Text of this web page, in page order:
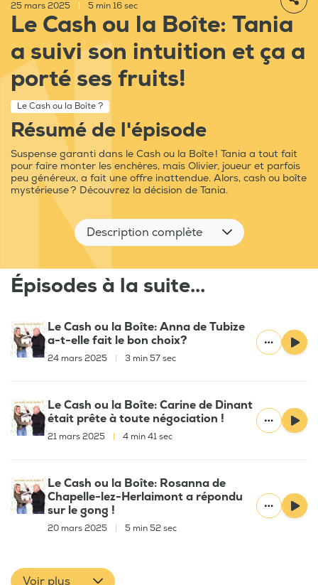
25 mars 2025 5 min 16 sec
Le Cash ou la Boîte: Tania
a suivi son intuition et ça a
porté ses fruits!
Le Cash ou la Boîte ?
Résumé de l'épisode
Suspense garanti dans le Cash ou la Boîte ! Tania a tout fait
pour faire monter les enchères, mais Olivier, joueur et parfois
peu généreux, a fait une offre inattendue. Alors, cash ou boîte
mystérieuse ? Découvrez la décision de Tania.
Description complète
Épisodes à la suite...
Le Cash ou la Boîte: Anna de Tubize
a-t-elle fait le bon choix?
24 mars 2025 3 min 57 sec
Le Cash ou la Boîte: Carine de Dinant
était prête à toute négociation !
21 mars 2025 4 min 41 sec
Le Cash ou la Boîte: Rosanna de
Chapelle-lez-Herlaimont a répondu
sur le gong !
20 mars 2025 5 min 52 sec
Voir plus